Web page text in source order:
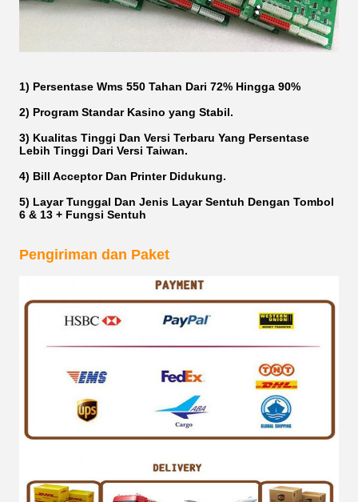
1) Persentase Wms 550 Tahan Dari 72% Hingga 90%
2) Program Standar Kasino yang Stabil.
3) Kualitas Tinggi Dan Versi Terbaru Yang Persentase
Lebih Tinggi Dari Versi Taiwan.
4) Bill Acceptor Dan Printer Didukung.
5) Layar Tunggal Dan Jenis Layar Sentuh Dengan Tombol
6 & 13 + Fungsi Sentuh
Pengiriman dan Paket